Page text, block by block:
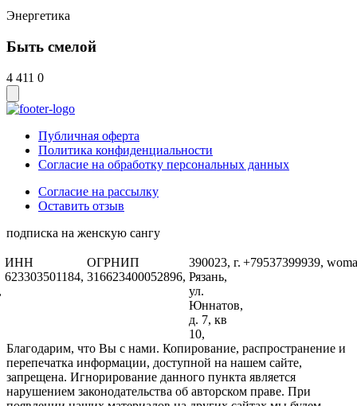
Энергетика
Быть смелой
4 411 0
Публичная оферта
Политика конфиденциальности
Согласие на обработку персональных данных
Согласие на рассылку
Оставить отзыв
подписка на женскую сангу
ИНН
623303501184,
ОГРНИП
316623400052896,
390023, г.
Рязань,
ул.
Юннатов,
д. 7, кв
10,
+79537399939,
Благодарим, что Вы с нами. Копирование, распространение и
перепечатка информации, доступной на нашем сайте,
запрещена. Игнорирование данного пункта является
нарушением законодательства об авторском праве. При